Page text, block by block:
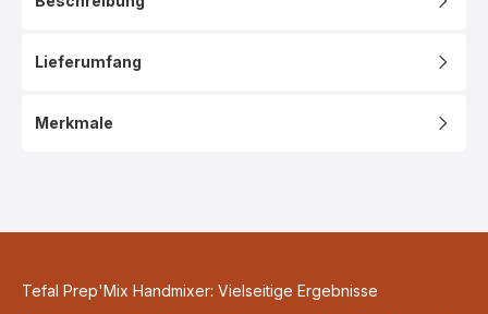
Lieferumfang
Merkmale
Tefal Prep'Mix Handmixer: Vielseitige Ergebnisse